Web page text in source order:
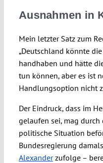
Ausnahmen in
Mein letzter Satz zum
„Deutschland könnte
handhaben und hätte
tun können, aber es ist
Handlungsoption nicht
Der Eindruck, dass im
gelaufen sei, mag
politische Situation
Bundesregierung
Alexanderzufolge –